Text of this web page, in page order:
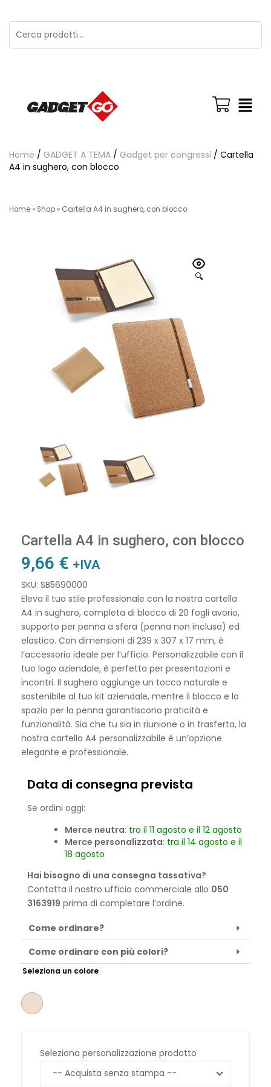
Home / GADGET A TEMA / Gadget per congressi / Cartella
A4 in sughero, con blocco
Home » Shop » Cartella A4 in sughero, con blocco
🔍
Cartella A4 in sughero, con blocco
9,66 € +IVA
SKU: SB5690000
Eleva il tuo stile professionale con la nostra cartella
A4 in sughero, completa di blocco di 20 fogli avorio,
supporto per penna a sfera (penna non inclusa) ed
elastico. Con dimensioni di 239 x 307 x 17 mm, è
l’accessorio ideale per l’ufficio. Personalizzabile con il
tuo logo aziendale, è perfetta per presentazioni e
incontri. Il sughero aggiunge un tocco naturale e
sostenibile al tuo kit aziendale, mentre il blocco e lo
spazio per la penna garantiscono praticità e
funzionalità. Sia che tu sia in riunione o in trasferta, la
nostra cartella A4 personalizzabile è un’opzione
elegante e professionale.
Data di consegna prevista
Se ordini oggi:
Merce neutra: tra il 11 agosto e il 12 agosto
Merce personalizzata: tra il 14 agosto e il
18 agosto
Hai bisogno di una consegna tassativa?
Contatta il nostro ufficio commerciale allo 050
3163919 prima di completare l’ordine.
Come ordinare?
Come ordinare con più colori?
Seleziona un colore
Seleziona personalizzazione prodotto